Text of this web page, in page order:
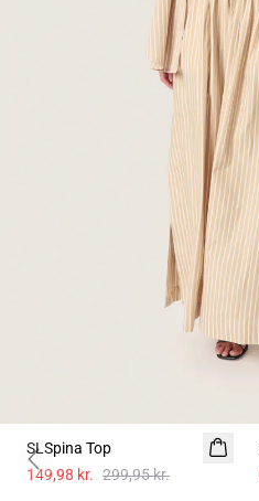
SLSpina Top
149,98 kr. 299,95 kr.
Previous slide